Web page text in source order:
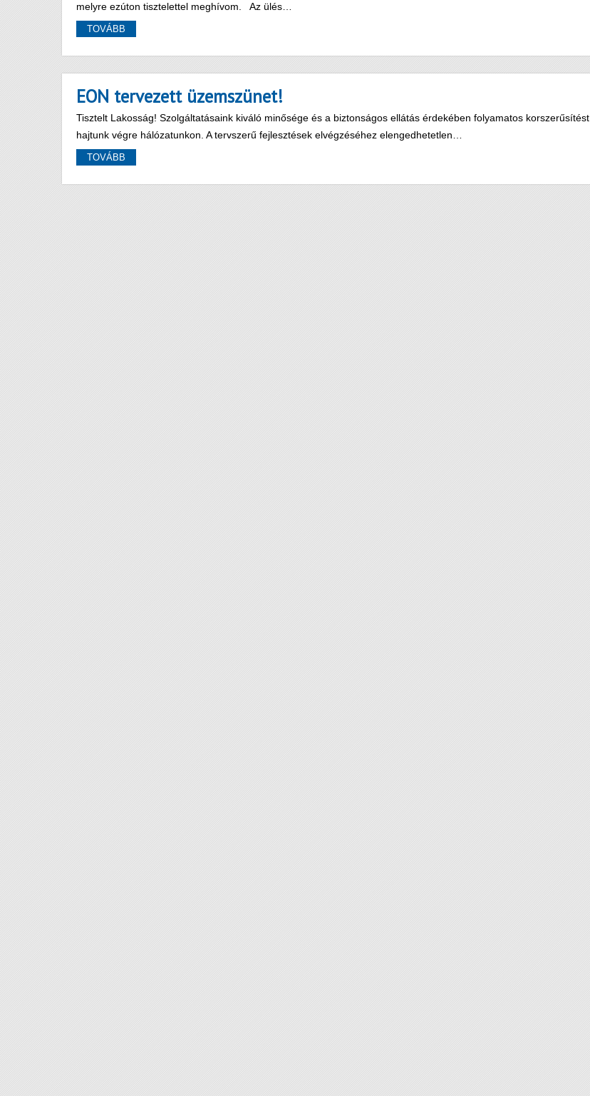
melyre ezúton tisztelettel meghívom. Az ülés…
TOVÁBB
EON tervezett üzemszünet!
Tisztelt Lakosság! Szolgáltatásaink kiváló minősége és a biztonságos ellátás érdekében folyamatos korszerűsítést
hajtunk végre hálózatunkon. A tervszerű fejlesztések elvégzéséhez elengedhetetlen…
TOVÁBB